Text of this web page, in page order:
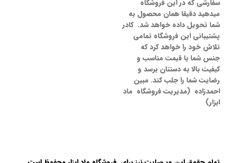
سفارشی که در این فروشگاه
میدهید دقیقا همان محصول به
شما تحویل داده خواهد شد. کادر
پشتیبانی این فروشگاه تمامی
تلاش خود را خواهد کرد که
جنس شما با قیمت مناسب و
کیفیت بالا به دستتان برسد و
رضایت شما را جلب کند. مبین
احمدزاده (مدیریت فروشگاه ماد
ابزار)